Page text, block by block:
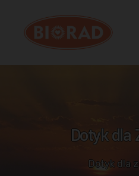
Dotyk dla
Dotyk dla